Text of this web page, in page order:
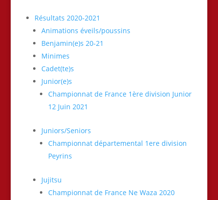
Résultats 2020-2021
Animations éveils/poussins
Benjamin(e)s 20-21
Minimes
Cadet(te)s
Junior(e)s
Championnat de France 1ère division Junior
12 Juin 2021
Juniors/Seniors
Championnat départemental 1ere division
Peyrins
Jujitsu
Championnat de France Ne Waza 2020